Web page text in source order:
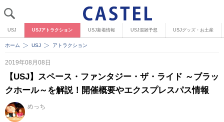
USJ USJアトラクション USJ新着情報 USJ混雑予想 USJグッズ・お土産
ホーム USJ アトラクション
2019年08月08日
【USJ】スペース・ファンタジー・ザ・ライド ～ブラッ
クホール～を解説！開催概要やエクスプレスパス情報
めっち